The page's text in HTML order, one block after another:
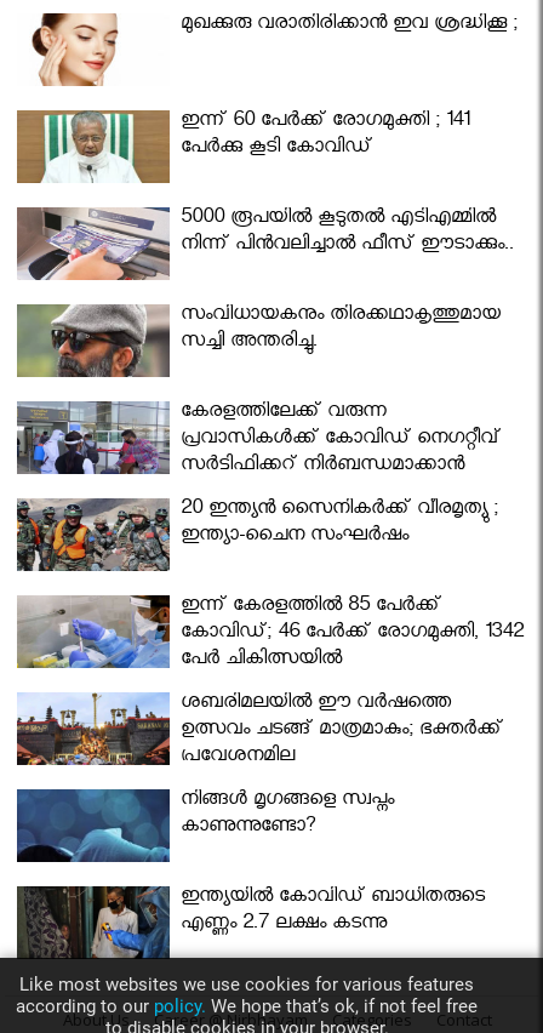
മുഖക്കുരു വരാതിരിക്കാന്‍ ഇവ ശ്രദ്ധിക്കൂ ;
ഇന്ന് 60 പേർക്ക് രോഗമുക്തി ; 141
പേര്‍ക്കു കൂടി കോവിഡ്
5000 രൂപയിൽ കൂടുതൽ എടിഎമ്മിൽ
നിന്ന് പിൻവലിച്ചാൽ ഫീസ് ഈടാക്കും..
സംവിധായകനും തിരക്കഥാകൃത്തുമായ
സച്ചി അന്തരിച്ചു.
കേരളത്തിലേക്ക് വരുന്ന
പ്രവാസികള്‍ക്ക് കോവിഡ് നെഗറ്റീവ്
സര്‍ട്ടിഫിക്കറ്റ് നിർബന്ധമാക്കാൻ
മന്ത്രിസഭ
20 ഇന്ത്യൻ സൈനികർക്ക് വീരമൃത്യു ;
ഇന്ത്യാ-ചൈന സംഘർഷം
ഇന്ന് കേരളത്തിൽ 85 പേർക്ക്
കോവിഡ്; 46 പേർക്ക് രോഗമുക്തി, 1342
പേർ ചികിത്സയിൽ
ശബരിമലയില്‍ ഈ വർഷത്തെ
ഉത്സവം ചടങ്ങ് മാത്രമാകും; ഭക്തർക്ക്
പ്രവേശനമില്ല
നിങ്ങള്‍ മൃഗങ്ങളെ സ്വപ്നം
കാണുന്നുണ്ടോ?
ഇന്ത്യയിൽ കോവിഡ് ബാധിതരുടെ
എണ്ണം 2.7 ലക്ഷം കടന്നു
About Us Career @ Nirbhayam Categories
Contact
Like most websites we use cookies for various features
according to our policy. We hope that’s ok, if not feel free
to disable cookies in your browser.